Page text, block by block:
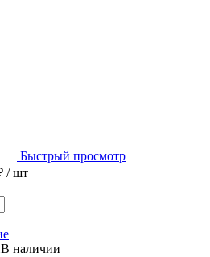
Быстрый просмотр
/ шт
В наличии